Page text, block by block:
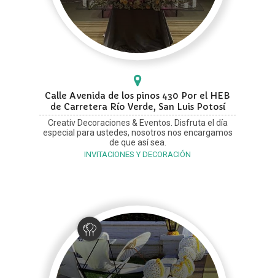
Calle Avenida de los pinos 430 Por el HEB
de Carretera Río Verde, San Luis Potosí
Creativ Decoraciones & Eventos. Disfruta el día
especial para ustedes, nosotros nos encargamos
de que así sea.
INVITACIONES Y DECORACIÓN